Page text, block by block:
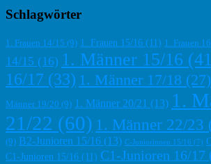
Schlagwörter
1. Frauen 14/15 (9) 1. Frauen 15/16 (11) 1. Frauen
14/15 (16) 1. Männer 15/16
16/17 (33) 1. Männer 17/18 (27)
Männer 19/20 (9) 1. Männer 20/21 (13) 1.
21/22 (60) 1. Männer 22/23
(9) B2-Junioren 15/16 (13) C-Juniorinnen 15/16 (7)
C1-Junioren 15/16 (11) C1-Junioren 16/17